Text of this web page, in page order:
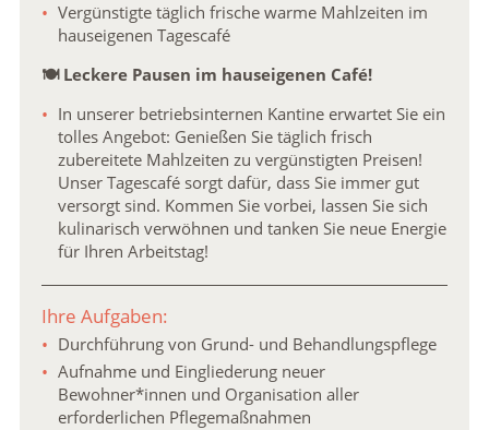
Vergünstigte täglich frische warme Mahlzeiten im
hauseigenen Tagescafé
🍽 Leckere Pausen im hauseigenen Café!
In unserer betriebsinternen Kantine erwartet Sie ein
tolles Angebot: Genießen Sie täglich frisch
zubereitete Mahlzeiten zu vergünstigten Preisen!
Unser Tagescafé sorgt dafür, dass Sie immer gut
versorgt sind. Kommen Sie vorbei, lassen Sie sich
kulinarisch verwöhnen und tanken Sie neue Energie
für Ihren Arbeitstag!
Ihre Aufgaben:
Durchführung von Grund- und Behandlungspflege
Aufnahme und Eingliederung neuer
Bewohner*innen und Organisation aller
erforderlichen Pflegemaßnahmen